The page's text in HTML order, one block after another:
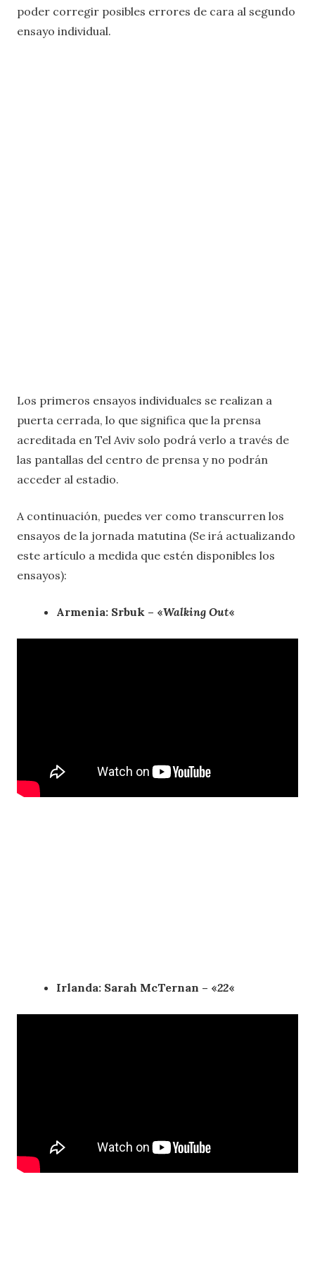
poder corregir posibles errores de cara al segundo
ensayo individual.
Los primeros ensayos individuales se realizan a
puerta cerrada, lo que significa que la prensa
acreditada en Tel Aviv solo podrá verlo a través de
las pantallas del centro de prensa y no podrán
acceder al estadio.
A continuación, puedes ver como transcurren los
ensayos de la jornada matutina (Se irá actualizando
este artículo a medida que estén disponibles los
ensayos):
Armenia: Srbuk – «Walking Out«
Irlanda: Sarah McTernan – «22«